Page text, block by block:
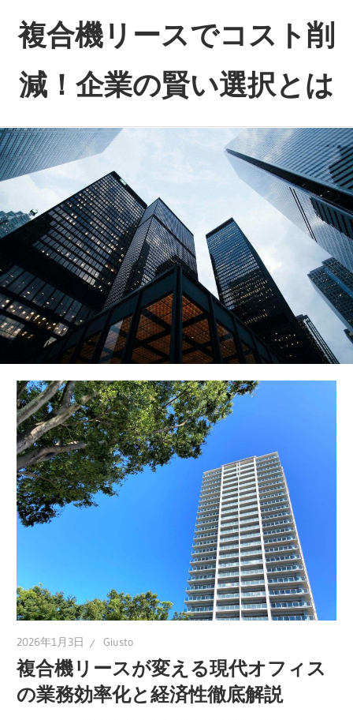
へ
ス
キ
プ
複合機リースでコスト削
減！企業の賢い選択とは
金
を
く
使
う、
印
刷・
コ
ー
の
新
し
い
形！
あ
な
ビ
ジ
ネ
ス
を
2026年1月3日 Giusto
複合機リースが変える現代オフィス
の業務効率化と経済性徹底解説